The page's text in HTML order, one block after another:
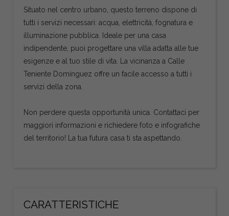
Situato nel centro urbano, questo terreno dispone di
tutti i servizi necessari: acqua, elettricità, fognatura e
illuminazione pubblica. Ideale per una casa
indipendente, puoi progettare una villa adatta alle tue
esigenze e al tuo stile di vita. La vicinanza a Calle
Teniente Domínguez offre un facile accesso a tutti i
servizi della zona.
Non perdere questa opportunità unica. Contattaci per
maggiori informazioni e richiedere foto e infografiche
del territorio! La tua futura casa ti sta aspettando.
CARATTERISTICHE